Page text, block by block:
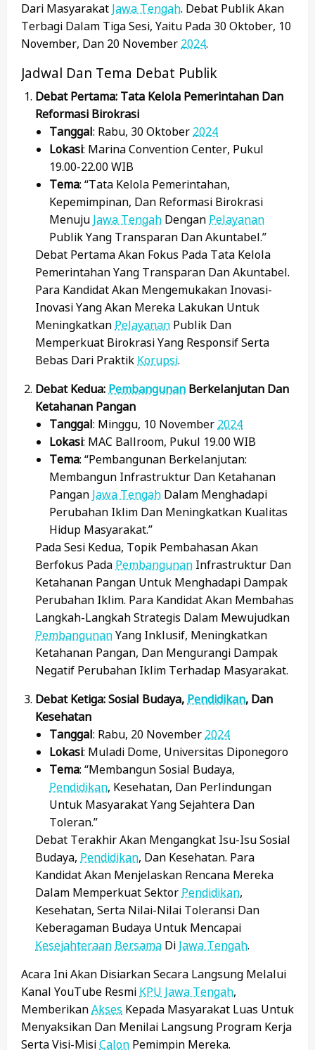
Dari Masyarakat Jawa Tengah. Debat Publik Akan
Terbagi Dalam Tiga Sesi, Yaitu Pada 30 Oktober, 10
November, Dan 20 November 2024.
Jadwal Dan Tema Debat Publik
Debat Pertama: Tata Kelola Pemerintahan Dan
Reformasi Birokrasi
Tanggal: Rabu, 30 Oktober 2024
Lokasi: Marina Convention Center, Pukul
19.00-22.00 WIB
Tema: “Tata Kelola Pemerintahan,
Kepemimpinan, Dan Reformasi Birokrasi
Menuju Jawa Tengah Dengan Pelayanan
Publik Yang Transparan Dan Akuntabel.”
Debat Pertama Akan Fokus Pada Tata Kelola
Pemerintahan Yang Transparan Dan Akuntabel.
Para Kandidat Akan Mengemukakan Inovasi-
Inovasi Yang Akan Mereka Lakukan Untuk
Meningkatkan Pelayanan Publik Dan
Memperkuat Birokrasi Yang Responsif Serta
Bebas Dari Praktik Korupsi.
Debat Kedua: Pembangunan Berkelanjutan Dan
Ketahanan Pangan
Tanggal: Minggu, 10 November 2024
Lokasi: MAC Ballroom, Pukul 19.00 WIB
Tema: “Pembangunan Berkelanjutan:
Membangun Infrastruktur Dan Ketahanan
Pangan Jawa Tengah Dalam Menghadapi
Perubahan Iklim Dan Meningkatkan Kualitas
Hidup Masyarakat.”
Pada Sesi Kedua, Topik Pembahasan Akan
Berfokus Pada Pembangunan Infrastruktur Dan
Ketahanan Pangan Untuk Menghadapi Dampak
Perubahan Iklim. Para Kandidat Akan Membahas
Langkah-Langkah Strategis Dalam Mewujudkan
PembangunanYang Inklusif, Meningkatkan
Ketahanan Pangan, Dan Mengurangi Dampak
Negatif Perubahan Iklim Terhadap Masyarakat.
Debat Ketiga: Sosial Budaya, Pendidikan, Dan
Kesehatan
Tanggal: Rabu, 20 November 2024
Lokasi: Muladi Dome, Universitas Diponegoro
Tema: “Membangun Sosial Budaya,
Pendidikan, Kesehatan, Dan Perlindungan
Untuk Masyarakat Yang Sejahtera Dan
Toleran.”
Debat Terakhir Akan Mengangkat Isu-Isu Sosial
Budaya, Pendidikan, Dan Kesehatan. Para
Kandidat Akan Menjelaskan Rencana Mereka
Dalam Memperkuat Sektor Pendidikan,
Kesehatan, Serta Nilai-Nilai Toleransi Dan
Keberagaman Budaya Untuk Mencapai
Kesejahteraan Bersama Di Jawa Tengah.
Acara Ini Akan Disiarkan Secara Langsung Melalui
Kanal YouTube Resmi KPU Jawa Tengah,
MemberikanAkses Kepada Masyarakat Luas Untuk
Menyaksikan Dan Menilai Langsung Program Kerja
Serta Visi-MisiCalon Pemimpin Mereka.